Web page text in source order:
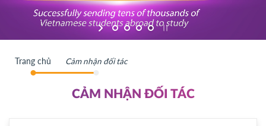
Trang chủ Cảm nhận đối tác
CẢM NHẬN ĐỐI TÁC